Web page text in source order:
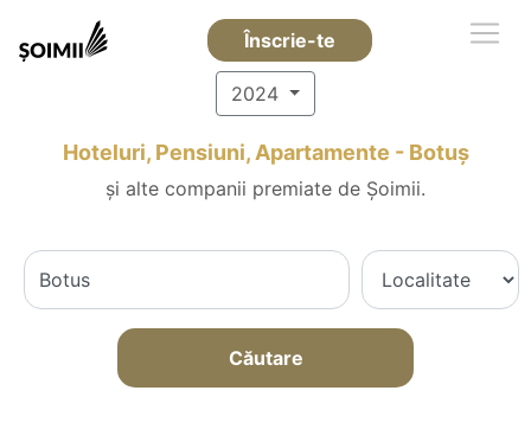
Înscrie-te
2024
Hoteluri, Pensiuni, Apartamente - Botuş
și alte companii premiate de Șoimii.
Căutare